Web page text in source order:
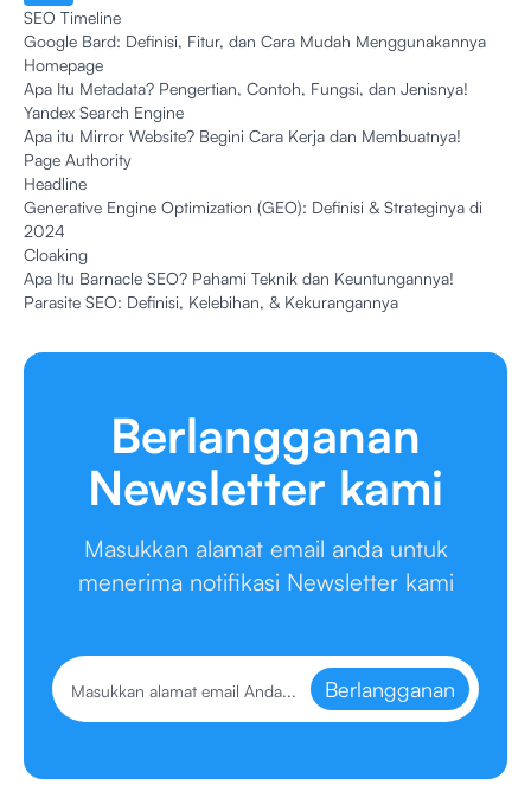
SEO Timeline
Google Bard: Definisi, Fitur, dan Cara Mudah Menggunakannya
Homepage
Apa Itu Metadata? Pengertian, Contoh, Fungsi, dan Jenisnya!
Yandex Search Engine
Apa itu Mirror Website? Begini Cara Kerja dan Membuatnya!
Page Authority
Headline
Generative Engine Optimization (GEO): Definisi & Strateginya di
2024
Cloaking
Apa Itu Barnacle SEO? Pahami Teknik dan Keuntungannya!
Parasite SEO: Definisi, Kelebihan, & Kekurangannya
Berlangganan
Newsletter kami
Masukkan alamat email anda untuk
menerima notifikasi Newsletter kami
Berlangganan